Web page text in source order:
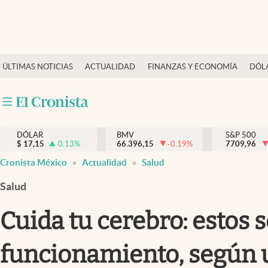
ÚLTIMAS NOTICIAS ACTUALIDAD FINANZAS Y ECONOMÍA
Actualidad
Internacionales
Opinión
Brand Strategy
Vida y estilo
Tv
DÓLAR
$ 17,15 0.13%
BMV
66.396,15
-0.19%
S&P 500
7709,96
Cronista México Actualidad Salud
Salud
Cuida tu cerebro: estos
funcionamiento, según